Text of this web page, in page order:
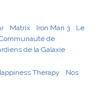
Matrix Iron Man 3
Le
de
de la Galaxie
Therapy
Nos